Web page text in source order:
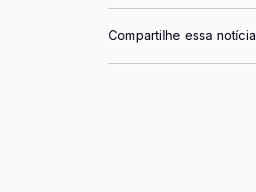
Compartilhe essa notícia